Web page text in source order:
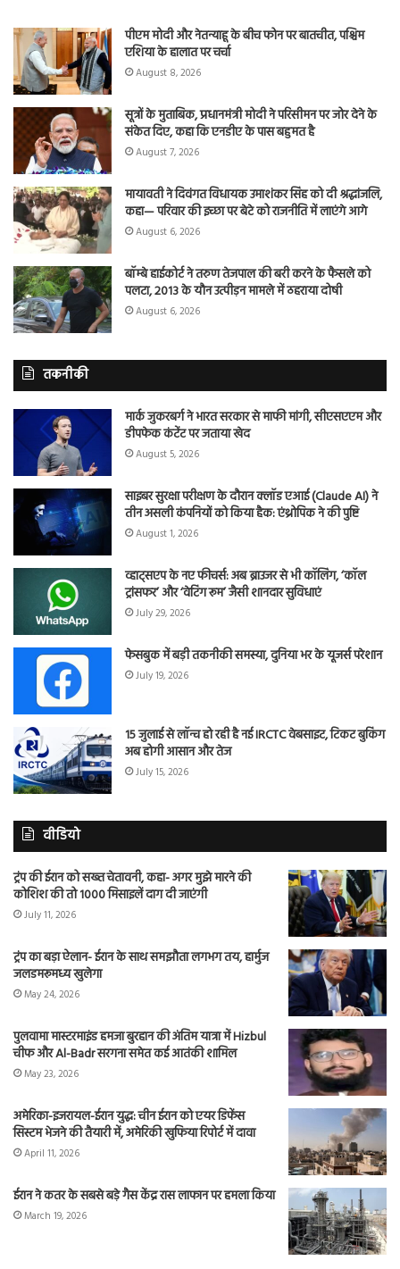
पीएम मोदी और नेतन्याहू के बीच फोन पर बातचीत, पश्चिम
एशिया के हालात पर चर्चा
August 8, 2026
सूत्रों के मुताबिक, प्रधानमंत्री मोदी ने परिसीमन पर जोर देने के
संकेत दिए, कहा कि एनडीए के पास बहुमत है
August 7, 2026
मायावती ने दिवंगत विधायक उमाशंकर सिंह को दी श्रद्धांजलि,
कहा— परिवार की इच्छा पर बेटे को राजनीति में लाएंगे आगे
August 6, 2026
बॉम्बे हाईकोर्ट ने तरुण तेजपाल की बरी करने के फैसले को
पलटा, 2013 के यौन उत्पीड़न मामले में ठहराया दोषी
August 6, 2026
तकनीकी
मार्क जुकरबर्ग ने भारत सरकार से माफी मांगी, सीएसएएम और
डीपफेक कंटेंट पर जताया खेद
August 5, 2026
साइबर सुरक्षा परीक्षण के दौरान क्लॉड एआई (Claude AI) ने
तीन असली कंपनियों को किया हैक: एंथ्रोपिक ने की पुष्टि
August 1, 2026
व्हाट्सएप के नए फीचर्स: अब ब्राउजर से भी कॉलिंग, ‘कॉल
ट्रांसफर’ और ‘वेटिंग रूम’ जैसी शानदार सुविधाएं
July 29, 2026
फेसबुक में बड़ी तकनीकी समस्या, दुनिया भर के यूजर्स परेशान
July 19, 2026
15 जुलाई से लॉन्च हो रही है नई IRCTC वेबसाइट, टिकट बुकिंग
अब होगी आसान और तेज
July 15, 2026
वीडियो
ट्रंप की ईरान को सख्त चेतावनी, कहा- अगर मुझे मारने की
कोशिश की तो 1000 मिसाइलें दाग दी जाएंगी
July 11, 2026
ट्रंप का बड़ा ऐलान- ईरान के साथ समझौता लगभग तय, हार्मुज
जलडमरूमध्य खुलेगा
May 24, 2026
पुलवामा मास्टरमाइंड हमजा बुरहान की अंतिम यात्रा में Hizbul
चीफ और Al-Badr सरगना समेत कई आतंकी शामिल
May 23, 2026
अमेरिका-इजरायल-ईरान युद्ध: चीन ईरान को एयर डिफेंस
सिस्टम भेजने की तैयारी में, अमेरिकी खुफिया रिपोर्ट में दावा
April 11, 2026
ईरान ने कतर के सबसे बड़े गैस केंद्र रास लाफान पर हमला किया
March 19, 2026